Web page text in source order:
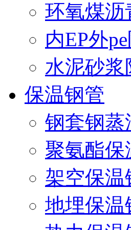
环氧煤沥
内EP外
水泥砂浆
保温钢管
钢套钢蒸
聚氨酯保
架空保温
地埋保温